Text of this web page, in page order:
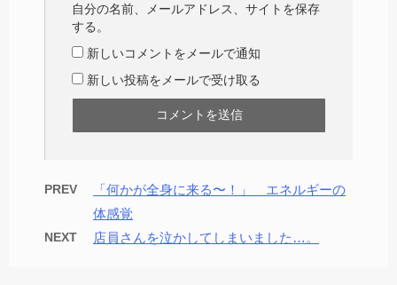
自分の名前、メールアドレス、サイトを保存
する。
新しいコメントをメールで通知
新しい投稿をメールで受け取る
PREV
「何かが全身に来る〜！」 エネルギーの
体感覚
NEXT 店員さんを泣かしてしまいました…。